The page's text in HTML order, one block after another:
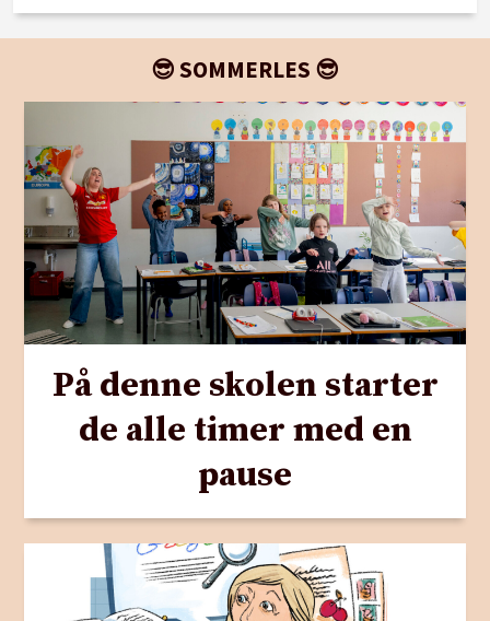
😎 SOMMERLES 😎
På denne skolen starter
de alle timer med en
pause